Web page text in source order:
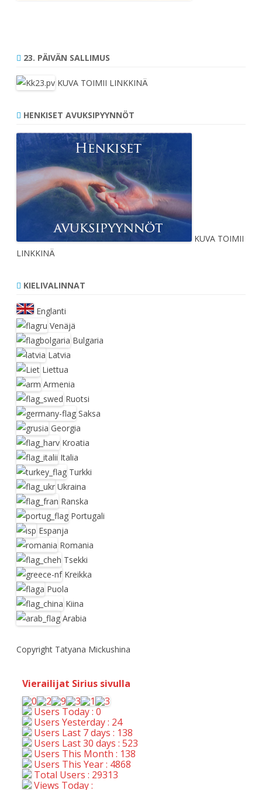
23. PÄIVÄN SALLIMUS
KUVA TOIMII LINKKINÄ
HENKISET AVUKSIPYYNNÖT
KUVA TOIMII
LINKKINÄ
KIELIVALINNAT
Englanti
Venäjä
Bulgaria
Latvia
Liettua
Armenia
Ruotsi
Saksa
Georgia
Kroatia
Italia
Turkki
Ukraina
Ranska
Portugali
Espanja
Romania
Tsekki
Kreikka
Puola
Kiina
Arabia
Copyright Tatyana Mickushina
Vierailijat Sirius sivulla
Users Today : 0
Users Yesterday : 24
Users Last 7 days : 138
Users Last 30 days : 523
Users This Month : 138
Users This Year : 4868
Total Users : 29313
Views Today :